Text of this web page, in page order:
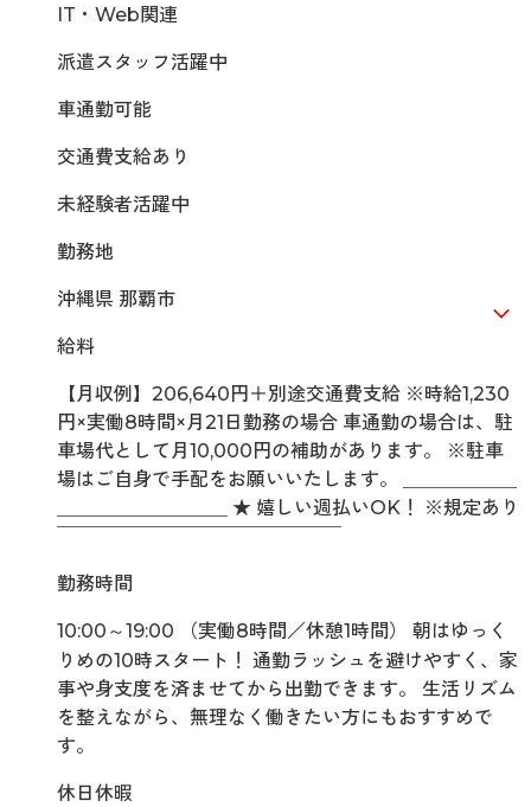
IT・Web関連
派遣スタッフ活躍中
車通勤可能
交通費支給あり
未経験者活躍中
勤務地
沖縄県 那覇市
給料
【月収例】206,640円＋別途交通費支給 ※時給1,230
円×実働8時間×月21日勤務の場合 車通勤の場合は、駐
車場代として月10,000円の補助があります。 ※駐車
場はご自身で手配をお願いいたします。 ＿＿＿＿＿＿
＿＿＿＿＿＿＿＿＿ ★ 嬉しい週払いOK！ ※規定あり
勤務時間
10:00～19:00 （実働8時間／休憩1時間） 朝はゆっく
りめの10時スタート！ 通勤ラッシュを避けやすく、家
事や身支度を済ませてから出勤できます。 生活リズム
を整えながら、無理なく働きたい方にもおすすめで
す。
休日休暇